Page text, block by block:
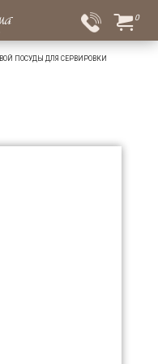
0
ПОСУДЫ ДЛЯ СЕРВИРОВКИ